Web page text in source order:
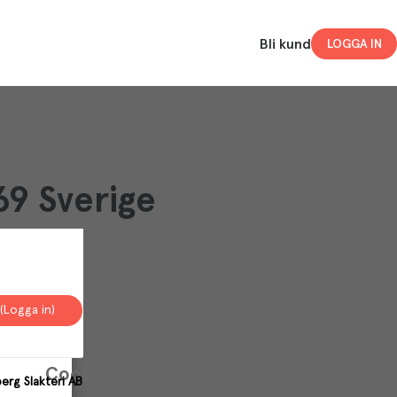
Bli kund LOGGA IN
Sverige
in)
Slakteri AB
Cookies